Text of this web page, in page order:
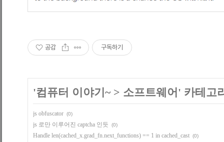
공감 구독하기
'컴퓨터 이야기~> 소프트웨어 ' 카테고
js obfuscator (0)
js 로만 이루어진 captcha 인듯 (0)
Handle len(cached_x.grad_fn.next_functions) == 1 in cached_cast (0)